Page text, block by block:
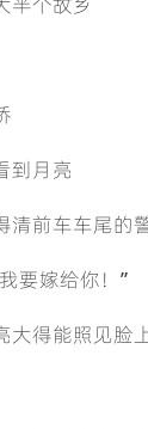
月亮
前车车尾的
嫁给你！”
得能照见脸